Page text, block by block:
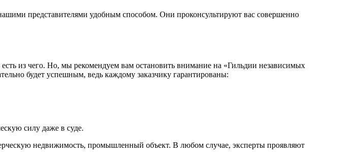
представителями удобным способом. Они проконсультируют вас совершенно
из чего. Но, мы рекомендуем вам остановить внимание на «Гильдии независимых
будет успешным, ведь каждому заказчику гарантированы:
силу даже в суде.
недвижимость, промышленный объект. В любом случае, эксперты проявляют